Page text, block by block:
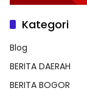
Kategori
Blog
BERITA DAERAH
BERITA BOGOR